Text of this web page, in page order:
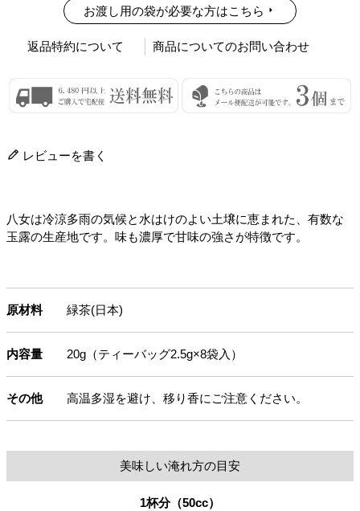
お渡し用の袋が必要な方はこちら
返品特約について 商品についてのお問い合わせ
レビューを書く
八女は冷涼多雨の気候と水はけのよい土壌に恵まれた、有数な
玉露の生産地です。味も濃厚で甘味の強さが特徴です。
原材料 緑茶(日本)
内容量 20g（ティーバッグ2.5g×8袋入）
その他 高温多湿を避け、移り香にご注意ください。
美味しい淹れ方の目安
1杯分（50cc）